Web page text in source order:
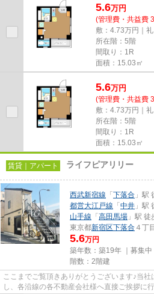
5.6万円
(管理費・共益費
敷：4.73万円｜
所在階：5階
間取り：1R
面積：15.03㎡
5.6万円
(管理費・共益費
敷：4.73万円｜
所在階：5階
間取り：1R
面積：15.03㎡
賃貸｜アパート ライフピアリリー
西武新宿線 「 下落合 」駅
都営大江戸線 「 中井 」駅
山手線 「 高田馬場 」駅
東京都新宿区下落合 ４丁目
5.6万円
築年数：築19年 ｜募集中
階数：2階建
ここまでご覧頂きありがとうございます♪当
し、各沿線の各不動産会社様へ直接ご挨拶に